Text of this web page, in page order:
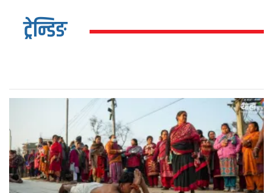
ट्रेन्डिङ